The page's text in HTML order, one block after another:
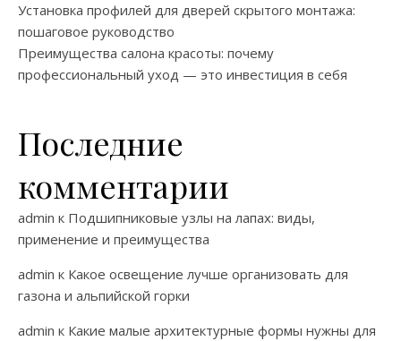
Установка профилей для дверей скрытого монтажа:
пошаговое руководство
Преимущества салона красоты: почему
профессиональный уход — это инвестиция в себя
Последние
комментарии
admin к Подшипниковые узлы на лапах: виды,
применение и преимущества
admin к Какое освещение лучше организовать для
газона и альпийской горки
admin к Какие малые архитектурные формы нужны для